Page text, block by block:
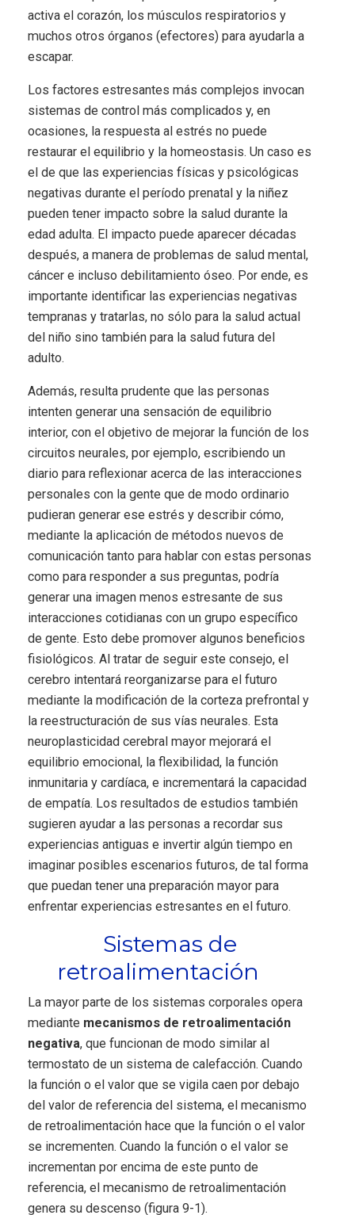
activa el corazón, los músculos respiratorios y
muchos otros órganos (efectores) para ayudarla a
escapar.
Los factores estresantes más complejos invocan
sistemas de control más complicados y, en
ocasiones, la respuesta al estrés no puede
restaurar el equilibrio y la homeostasis. Un caso es
el de que las experiencias físicas y psicológicas
negativas durante el período prenatal y la niñez
pueden tener impacto sobre la salud durante la
edad adulta. El impacto puede aparecer décadas
después, a manera de problemas de salud mental,
cáncer e incluso debilitamiento óseo. Por ende, es
importante identificar las experiencias negativas
tempranas y tratarlas, no sólo para la salud actual
del niño sino también para la salud futura del
adulto.
Además, resulta prudente que las personas
intenten generar una sensación de equilibrio
interior, con el objetivo de mejorar la función de los
circuitos neurales, por ejemplo, escribiendo un
diario para reflexionar acerca de las interacciones
personales con la gente que de modo ordinario
pudieran generar ese estrés y describir cómo,
mediante la aplicación de métodos nuevos de
comunicación tanto para hablar con estas personas
como para responder a sus preguntas, podría
generar una imagen menos estresante de sus
interacciones cotidianas con un grupo específico
de gente. Esto debe promover algunos beneficios
fisiológicos. Al tratar de seguir este consejo, el
cerebro intentará reorganizarse para el futuro
mediante la modificación de la corteza prefrontal y
la reestructuración de sus vías neurales. Esta
neuroplasticidad cerebral mayor mejorará el
equilibrio emocional, la flexibilidad, la función
inmunitaria y cardíaca, e incrementará la capacidad
de empatía. Los resultados de estudios también
sugieren ayudar a las personas a recordar sus
experiencias antiguas e invertir algún tiempo en
imaginar posibles escenarios futuros, de tal forma
que puedan tener una preparación mayor para
enfrentar experiencias estresantes en el futuro.
Sistemas de
retroalimentación
La mayor parte de los sistemas corporales opera
mediante mecanismos de retroalimentación
negativa, que funcionan de modo similar al
termostato de un sistema de calefacción. Cuando
la función o el valor que se vigila caen por debajo
del valor de referencia del sistema, el mecanismo
de retroalimentación hace que la función o el valor
se incrementen. Cuando la función o el valor se
incrementan por encima de este punto de
referencia, el mecanismo de retroalimentación
genera su descenso (figura 9-1).